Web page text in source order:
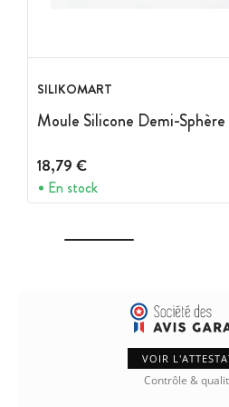
SILIKOMART
Moule Silicone Demi-Sphère
18,79 €
En stock
VOIR
Contrôle &